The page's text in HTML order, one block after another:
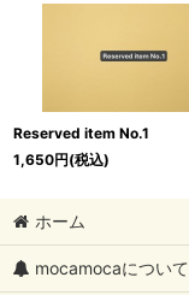
Reserved item No.1
1,650円(税込)
ホーム
mocamocaについて